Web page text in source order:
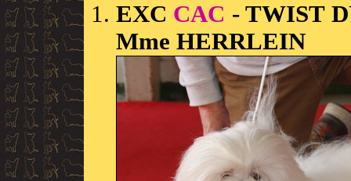
EXC CAC - TWIST
Mme HERRLEIN